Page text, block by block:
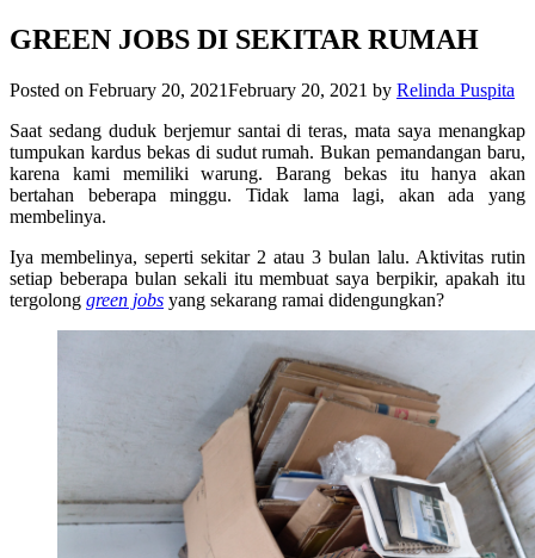
GREEN JOBS DI SEKITAR RUMAH
Posted on February 20, 2021February 20, 2021 by Relinda Puspita
Saat sedang duduk berjemur santai di teras, mata saya menangkap
tumpukan kardus bekas di sudut rumah. Bukan pemandangan baru,
karena kami memiliki warung. Barang bekas itu hanya akan
bertahan beberapa minggu. Tidak lama lagi, akan ada yang
membelinya.
Iya membelinya, seperti sekitar 2 atau 3 bulan lalu. Aktivitas rutin
setiap beberapa bulan sekali itu membuat saya berpikir, apakah itu
tergolong green jobs yang sekarang ramai didengungkan?